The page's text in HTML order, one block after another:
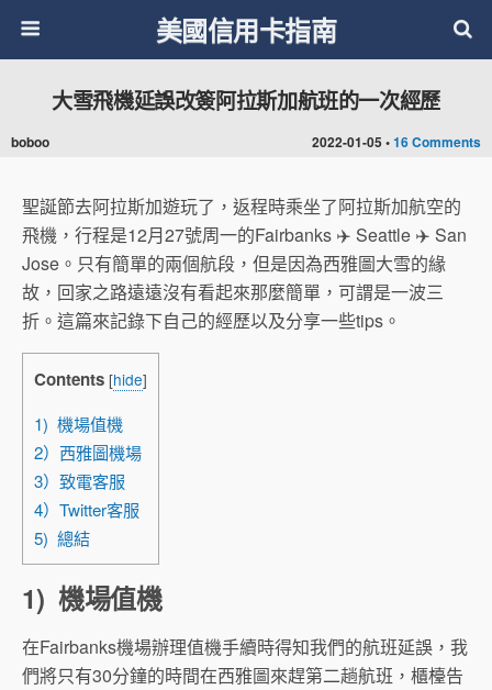
美國信用卡指南
2022-01-05 •16 Comments
大雪飛機延誤改簽阿拉斯加航班的一次經歷
boboo
聖誕節去阿拉斯加遊玩了，返程時乘坐了阿拉斯加航空的
飛機，行程是12月27號周一的Fairbanks ✈️ Seattle ✈️ San
Jose。只有簡單的兩個航段，但是因為西雅圖大雪的緣
故，回家之路遠遠沒有看起來那麼簡單，可謂是一波三
折。這篇來記錄下自己的經歷以及分享一些tips。
Contents [hide]
1) 機場值機
2）西雅圖機場
3）致電客服
4）Twitter客服
5) 總結
1) 機場值機
在Fairbanks機場辦理值機手續時得知我們的航班延誤，我
們將只有30分鐘的時間在西雅圖來趕第二趟航班，櫃檯告